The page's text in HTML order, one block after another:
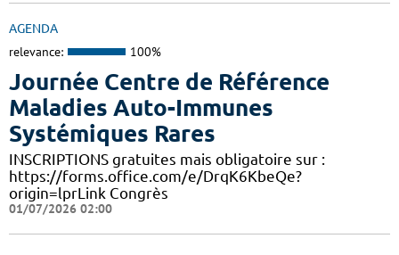
AGENDA
relevance: 100%
Journée Centre de Référence
Maladies Auto-Immunes
Systémiques Rares
INSCRIPTIONS gratuites mais obligatoire sur :
https://forms.office.com/e/DrqK6KbeQe?
origin=lprLink Congrès
01/07/2026 02:00